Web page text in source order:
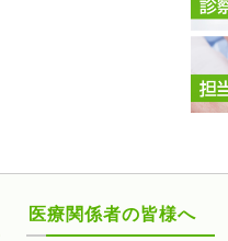
医療関係者の皆様へ